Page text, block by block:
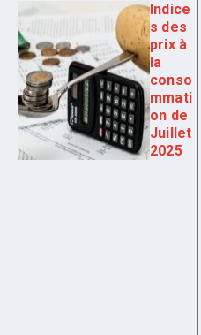
Indice
s des
prix à
la
conso
mmati
on de
Juillet
2025